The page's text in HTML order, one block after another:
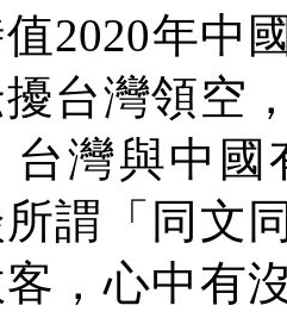
2020年中
台灣領空
台灣與中
謂「同文
，心中有